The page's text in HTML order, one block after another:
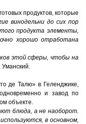
продуктов, которые
винодельни до сих пор
продукта элементы,
хорошо отработана
этой сферы, чтобы на
Уманский.
де Талю» в Геленджике,
и завод по
объекте.
блюда, а не наоборот.
в основном,